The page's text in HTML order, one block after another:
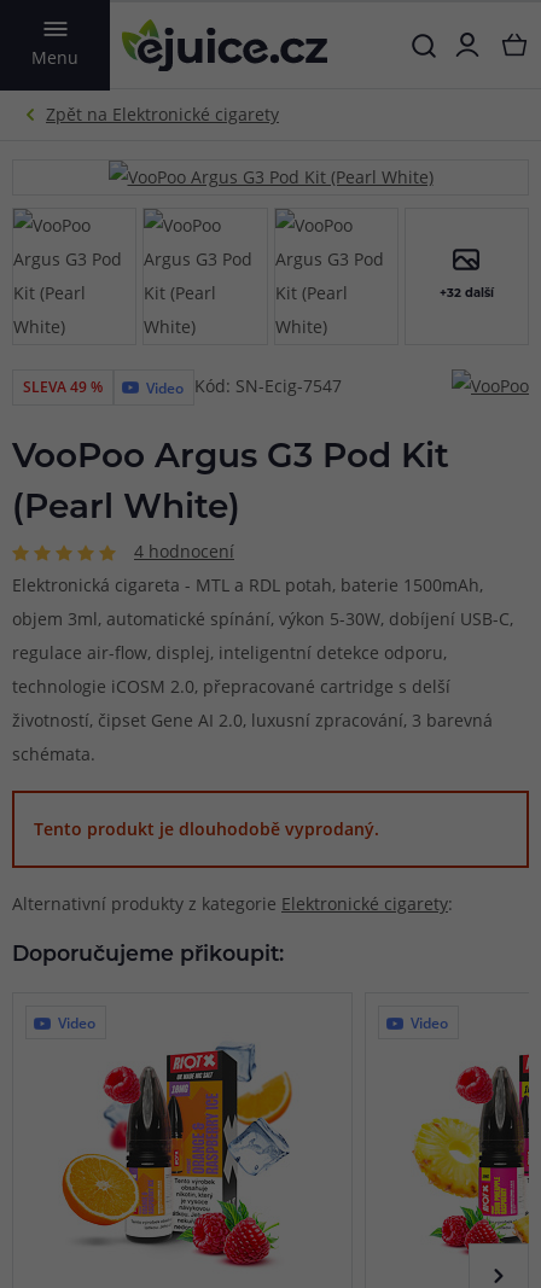
Menu
VYHLEDAT
+32 další
SLEVA 49 % Video Kód: SN-Ecig-7547
VooPoo Argus G3 Pod Kit
(Pearl White)
4 hodnocení
Elektronická cigareta - MTL a RDL potah, baterie 1500mAh,
objem 3ml, automatické spínání, výkon 5-30W, dobíjení USB-C,
regulace air-flow, displej, inteligentní detekce odporu,
technologie iCOSM 2.0, přepracované cartridge s delší
životností, čipset Gene AI 2.0, luxusní zpracování, 3 barevná
schémata.
Tento produkt je dlouhodobě vyprodaný.
Alternativní produkty z kategorie Elektronické cigarety:
Doporučujeme přikoupit:
Video Video